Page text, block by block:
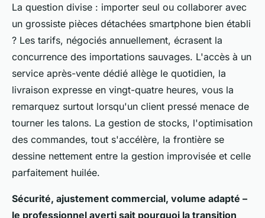
La question divise : importer seul ou collaborer avec
un grossiste pièces détachées smartphone bien établi
? Les tarifs, négociés annuellement, écrasent la
concurrence des importations sauvages. L'accès à un
service après-vente dédié allège le quotidien, la
livraison expresse en vingt-quatre heures, vous la
remarquez surtout lorsqu'un client pressé menace de
tourner les talons. La gestion de stocks, l'optimisation
des commandes, tout s'accélère, la frontière se
dessine nettement entre la gestion improvisée et celle
parfaitement huilée.
Sécurité, ajustement commercial, volume adapté –
le professionnel averti sait pourquoi la transition